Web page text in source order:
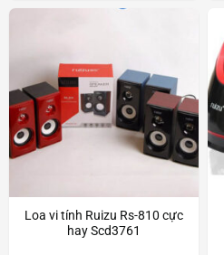
Loa vi tính Ruizu Rs-810 cực
hay Scd3761